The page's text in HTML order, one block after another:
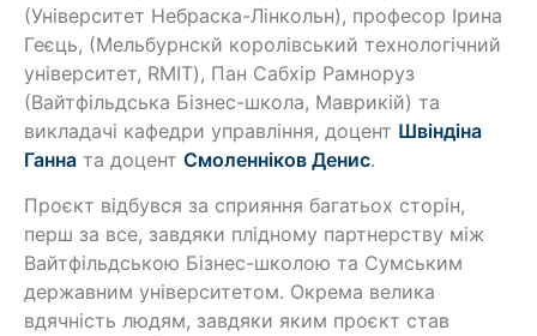
(Університет Небраска-Лінкольн), професор Ірина
Геєць, (Мельбурнскй королівський технологічний
університет, RMIT), Пан Сабхір Рамноруз
(Вайтфільдська Бізнес-школа, Маврикій) та
викладачі кафедри управління, доцент Швіндіна
Ганна та доцент Смоленніков Денис.
Проєкт відбувся за сприяння багатьох сторін,
перш за все, завдяки плідному партнерству між
Вайтфільдською Бізнес-школою та Сумським
державним університетом. Окрема велика
вдячність людям, завдяки яким проєкт став